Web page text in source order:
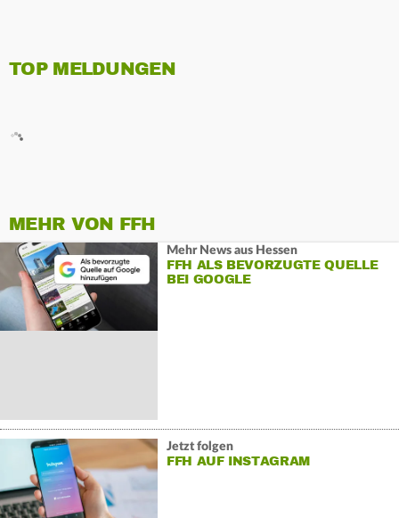
TOP MELDUNGEN
MEHR VON FFH
Mehr News aus Hessen
FFH ALS BEVORZUGTE QUELLE
BEI GOOGLE
Jetzt folgen
FFH AUF INSTAGRAM